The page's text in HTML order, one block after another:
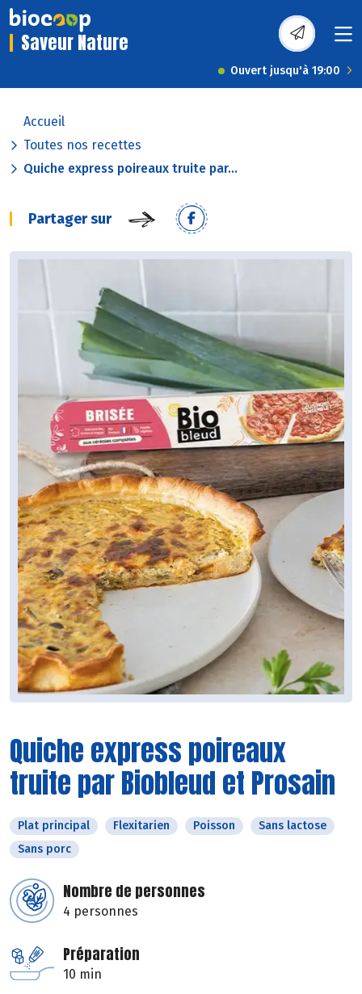
Saveur Nature
Ouvert jusqu'à 19:00
Accueil
Toutes nos recettes
Quiche express poireaux truite par...
Partager sur
Quiche express poireaux
truite par Biobleud et Prosain
Plat principal Flexitarien Poisson
Sans lactose
Sans porc
Nombre de personnes
4 personnes
Préparation
10 min